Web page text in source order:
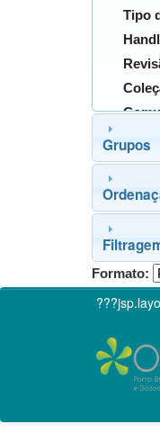
Tipo
Grupos
Formato: